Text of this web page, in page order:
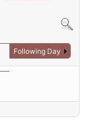
Following Day